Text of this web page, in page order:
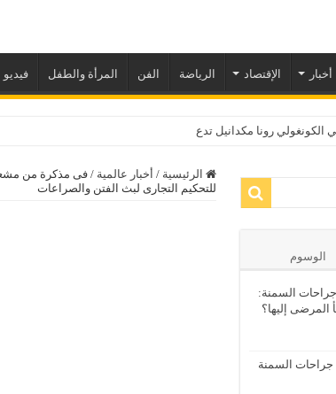
أخبار الإقتصاد الرياضة الفن المرأة والطفل فيديو
رونا مكدانيل تدعو إلى التحلي بالصبر حتى يمكن
الرئيسية / أخبار عالمية / فى مذكرة من مشعل
للتحكيم التجارى لبث الفتن والصراعات
الوسوم
السمنة:
المرضى إليها؟
جراحات السمنة